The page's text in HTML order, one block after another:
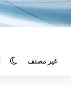
غير مصنف